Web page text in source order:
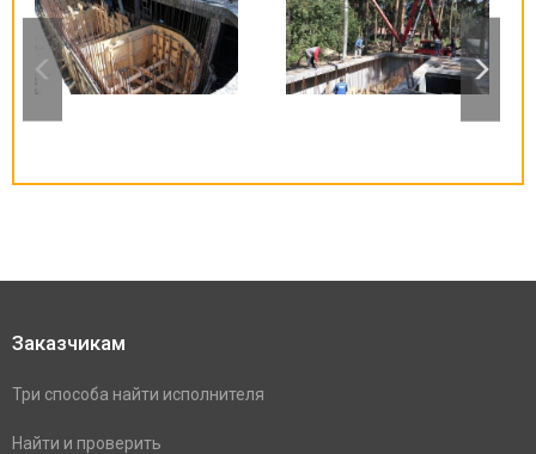
Заказчикам
Три способа найти исполнителя
Найти и проверить